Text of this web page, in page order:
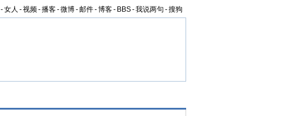
-女人 -视频-播客-微博-邮件-博客- BBS-我说两句 -搜狗